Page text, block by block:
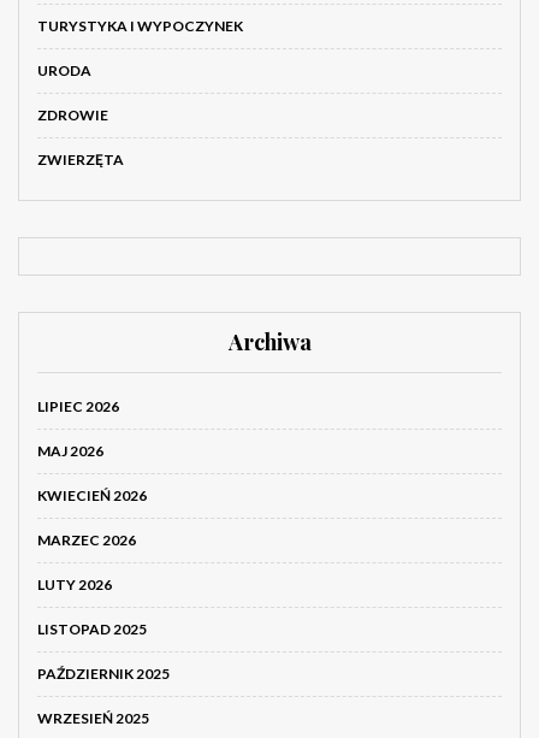
TURYSTYKA I WYPOCZYNEK
URODA
ZDROWIE
ZWIERZĘTA
Archiwa
LIPIEC 2026
MAJ 2026
KWIECIEŃ 2026
MARZEC 2026
LUTY 2026
LISTOPAD 2025
PAŹDZIERNIK 2025
WRZESIEŃ 2025